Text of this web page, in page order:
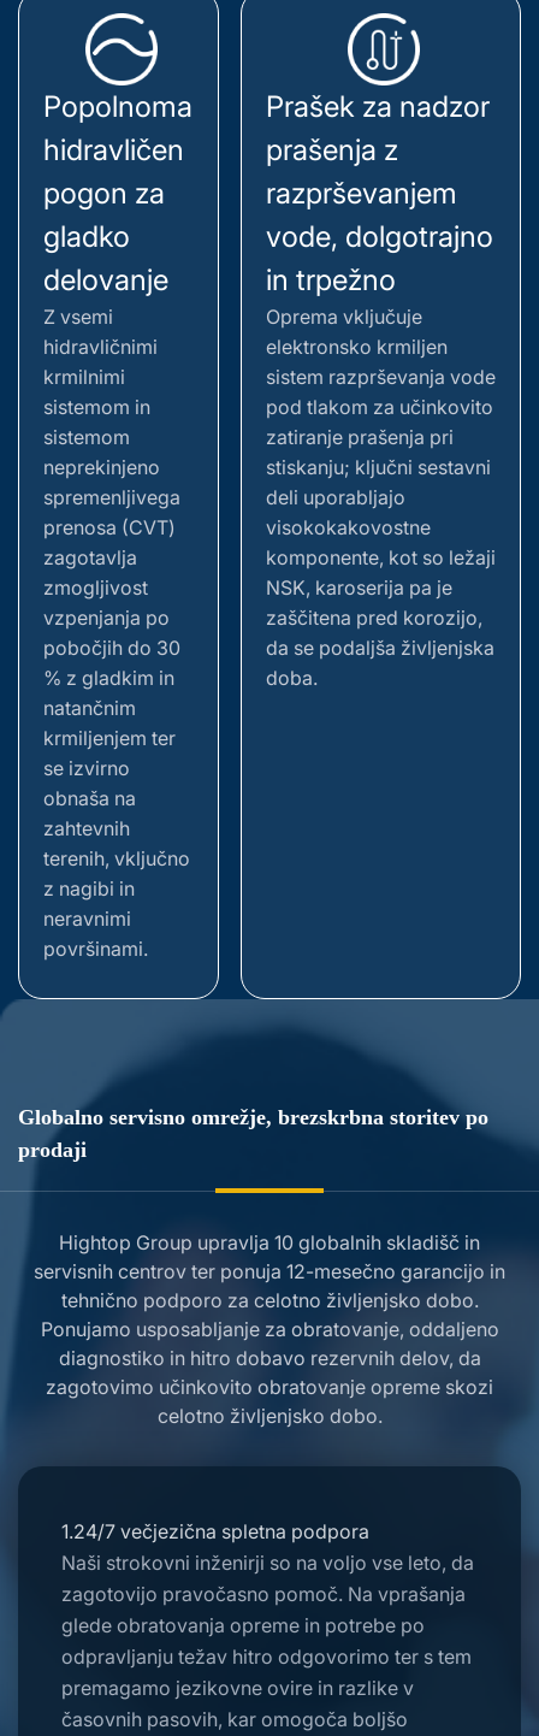
Popolnoma
hidravličen
pogon za
gladko
delovanje
Z vsemi
hidravličnimi
krmilnimi
sistemom in
sistemom
neprekinjeno
spremenljivega
prenosa (CVT)
zagotavlja
zmogljivost
vzpenjanja po
pobočjih do 30
% z gladkim in
natančnim
krmiljenjem ter
se izvirno
obnaša na
zahtevnih
terenih, vključno
z nagibi in
neravnimi
površinami.
Prašek za nadzor
prašenja z
razprševanjem
vode, dolgotrajno
in trpežno
Oprema vključuje
elektronsko krmiljen
sistem razprševanja vode
pod tlakom za učinkovito
zatiranje prašenja pri
stiskanju; ključni sestavni
deli uporabljajo
visokokakovostne
komponente, kot so ležaji
NSK, karoserija pa je
zaščitena pred korozijo,
da se podaljša življenjska
doba.
Globalno servisno omrežje, brezskrbna storitev po
prodaji
Hightop Group upravlja 10 globalnih skladišč in
servisnih centrov ter ponuja 12-mesečno garancijo in
tehnično podporo za celotno življenjsko dobo.
Ponujamo usposabljanje za obratovanje, oddaljeno
diagnostiko in hitro dobavo rezervnih delov, da
zagotovimo učinkovito obratovanje opreme skozi
celotno življenjsko dobo.
1.24/7 večjezična spletna podpora
Naši strokovni inženirji so na voljo vse leto, da
zagotovijo pravočasno pomoč. Na vprašanja
glede obratovanja opreme in potrebe po
odpravljanju težav hitro odgovorimo ter s tem
premagamo jezikovne ovire in razlike v
časovnih pasovih, kar omogoča boljšo